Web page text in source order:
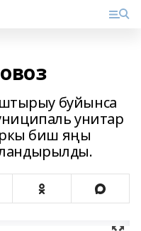
буйынса
унитар
биш яңы